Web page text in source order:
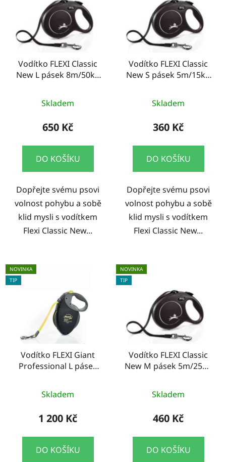
Vodítko FLEXI Classic
New L pásek 8m/50kg
Skladem
650 Kč
DO KOŠÍKU
Dopřejte svému psovi
volnost pohybu a sobě
klid mysli s vodítkem
Flexi Classic New...
Vodítko FLEXI Classic
New S pásek 5m/15kg
Skladem
360 Kč
DO KOŠÍKU
Dopřejte svému psovi
volnost pohybu a sobě
klid mysli s vodítkem
Flexi Classic New...
NOVINKA
TIP
Vodítko FLEXI Giant
Professional L pásek
Skladem
1 200 Kč
DO KOŠÍKU
NOVINKA
TIP
Vodítko FLEXI Classic
New M pásek 5m/25kg
Skladem
460 Kč
DO KOŠÍKU